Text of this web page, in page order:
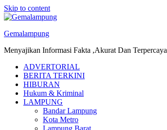
Skip to content
Gemalampung
Menyajikan Informasi Fakta ,Akurat Dan Terpercaya
ADVERTORIAL
BERITA TERKINI
HIBURAN
Hukum & Kriminal
LAMPUNG
Bandar Lampung
Kota Metro
Lampung Barat